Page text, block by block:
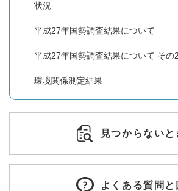
状況
平成27年国勢調査結果について
平成27年国勢調査結果について その2
環境関係測定結果
見つからないと
よくある質問と